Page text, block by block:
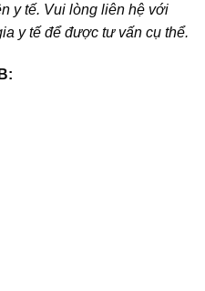
y tế. Vui lòng liên hệ với
y tế để được tư vấn cụ thể.